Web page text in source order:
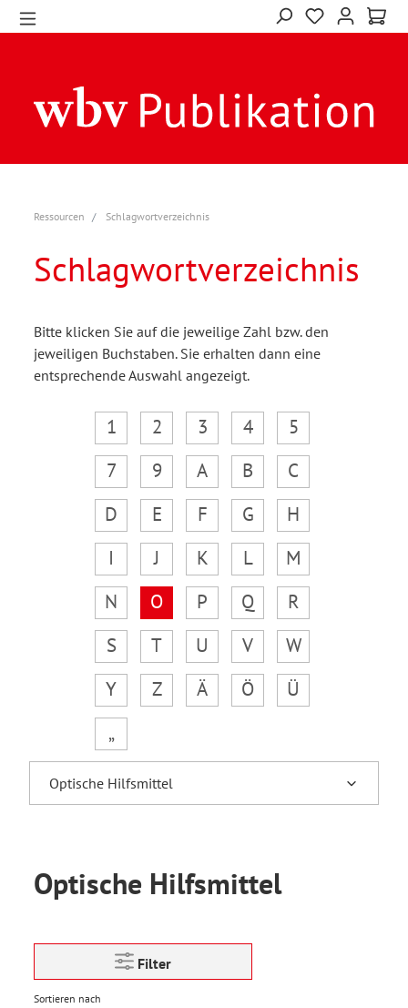
Ressourcen Schlagwortverzeichnis
Schlagwortverzeichnis
Bitte klicken Sie auf die jeweilige Zahl bzw. den
jeweiligen Buchstaben. Sie erhalten dann eine
entsprechende Auswahl angezeigt.
1 2 3 4
5
7
9 A B
C
D
E F G
H
I
J K L
M
N
O P Q
R
S
T U V
W
Y
Z Ä Ö
Ü
„
Optische Hilfsmittel
Filter
Sortieren nach